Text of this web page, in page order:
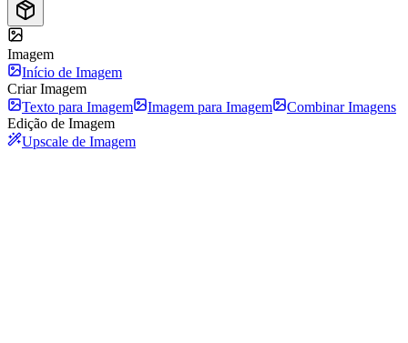
Imagem
Início de Imagem
Criar Imagem
Texto para Imagem
Imagem para Imagem
Combinar Imagens
Edição de Imagem
Upscale de Imagem